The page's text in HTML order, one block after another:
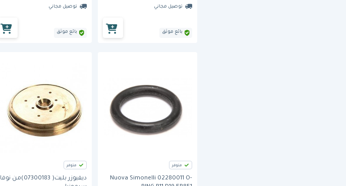
توصيل مجاني
بائع موثق
توصيل مجاني
بائع موثق
متوفر
Nuova Simonelli 02280011 O-
متوفر
ديفيوزر بليت( 07300183)من نوفا